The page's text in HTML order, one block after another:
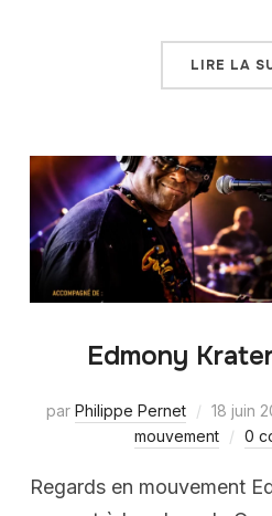
LIRE LA
Edmony
par Philippe Pernet 18 juin
mouvement
0
Regards en mouvement